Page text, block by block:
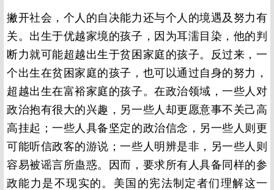
撇开社会，个人的自决能力还与个人的境遇及努力有
关。出生于优越家境的孩子，因为耳濡目染，他的判
断力就可能超越出生于贫困家庭的孩子。反过来，一
个出生在贫困家庭的孩子，也可以通过自身的努力，
超越出生在富裕家庭的孩子。在政治领域，一些人对
政治抱有很大的兴趣，另一些人却更愿意事不关己高
高挂起；一些人具备坚定的政治信念，另一些人则更
可能听信政客的游说；一些人明辨是非，另一些人则
容易被谣言所蛊惑。因而，要求所有人具备同样的参
政能力是不现实的。美国的宪法制定者们理解这一